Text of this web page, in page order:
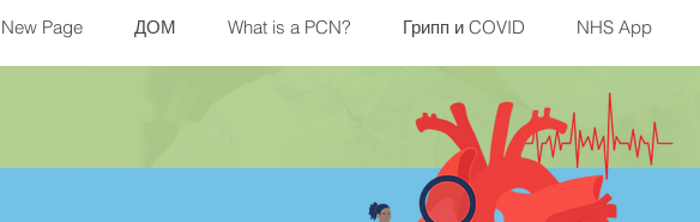
New Page ДОМ What is a PCN? Грипп и COVID NHS App